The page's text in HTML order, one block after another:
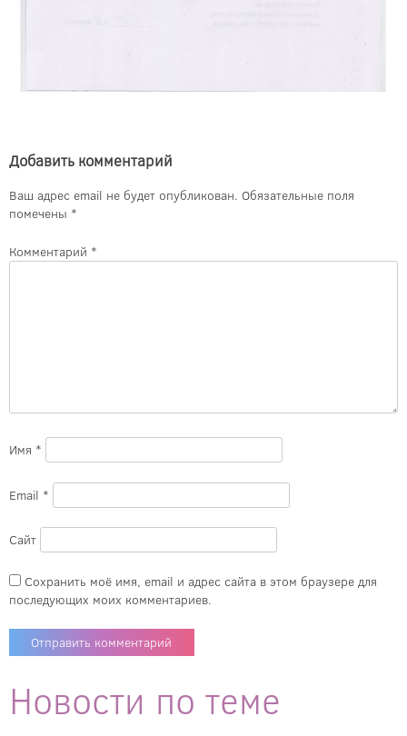
Добавить комментарий
Ваш адрес email не будет опубликован. Обязательные поля
помечены *
Комментарий *
Имя *
Email *
Сайт
Сохранить моё имя, email и адрес сайта в этом браузере для
последующих моих комментариев.
Новости по теме